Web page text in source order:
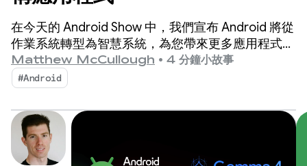
在今天的 Android Show 中，我們宣布 Android 將從
作業系統轉型為智慧系統，為您帶來更多應用程式互
動商機。
Matthew McCullough • 4 分鐘小故事
#Android